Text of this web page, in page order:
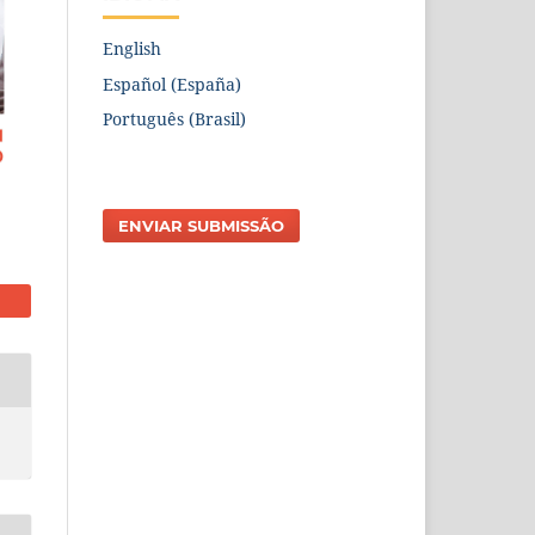
English
Español (España)
Português (Brasil)
ENVIAR SUBMISSÃO